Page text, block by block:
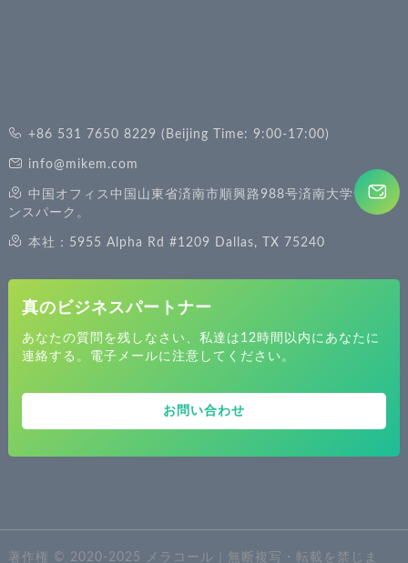
+86 531 7650 8229 (Beijing Time: 9:00-17:00)
info@mikem.com
中国オフィス中国山東省済南市順興路988号済南大学サイエ
ンスパーク。
本社：5955 Alpha Rd #1209 Dallas, TX 75240
真のビジネスパートナー
あなたの質問を残しなさい、私達は12時間以内にあなたに
連絡する。電子メールに注意してください。
お問い合わせ
著作権 © 2020-2025 メラコール｜無断複写・転載を禁じま